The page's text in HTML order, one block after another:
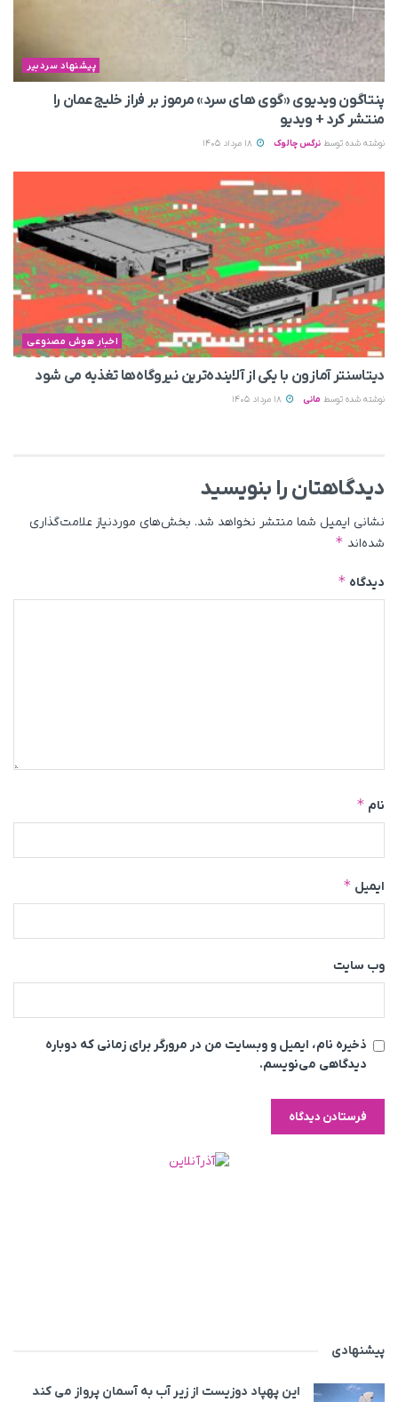
پیشنهاد سردبیر
پنتاگون ویدیوی «گوی های سرد» مرموز بر فراز خلیج عمان را
منتشر کرد + ویدیو
نوشته شده توسط نرگس چالوک
اخبار هوش مصنوعی
دیتاسنتر آمازون با یکی از آلاینده‌ترین نیروگاه‌ها تغذیه می‌ شود
نوشته شده توسط مانی
دیدگاهتان را بنویسید
نشانی ایمیل شما منتشر نخواهد شد. بخش‌های موردنیاز علامت‌گذاری
شده‌اند *
دیدگاه *
نام *
ایمیل *
وب‌ سایت
ذخیره نام، ایمیل و وبسایت من در مرورگر برای زمانی که دوباره
دیدگاهی می‌نویسم.
پیشنهادی
این پهپاد دوزیست از زیر آب به آسمان پرواز می‌ کند